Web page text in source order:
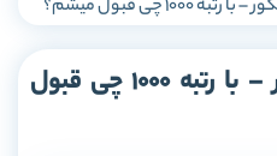
قبولی با رتبه 1000 کنکور – با رتبه 1000 چی قبول